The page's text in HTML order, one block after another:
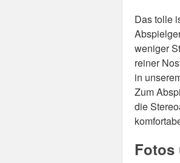
Das tolle
weniger
reiner
in
Zum
die
Fotos